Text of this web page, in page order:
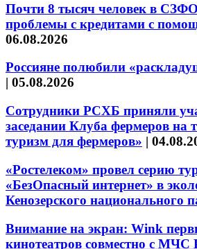
Почти 8 тысяч человек в
проблемы с кредитами с
06.08.2026
Россияне полюбили
| 05.08.2026
Сотрудники РСХБ приняли
заседании Клуба фермеров на
туризм для фермеров» |
«Ростелеком» провел серию
«БезОпасный интернет» в
Кенозерского национального
Внимание на экран: Wink
кинотеатров совместно с МЧС